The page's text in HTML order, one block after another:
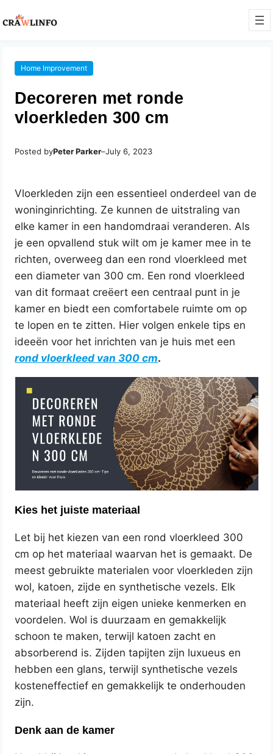
Home Improvement
Decoreren met ronde
vloerkleden 300 cm
Posted byPeter Parker–July 6, 2023
Vloerkleden zijn een essentieel onderdeel van de
woninginrichting. Ze kunnen de uitstraling van
elke kamer in een handomdraai veranderen. Als
je een opvallend stuk wilt om je kamer mee in te
richten, overweeg dan een rond vloerkleed met
een diameter van 300 cm. Een rond vloerkleed
van dit formaat creëert een centraal punt in je
kamer en biedt een comfortabele ruimte om op
te lopen en te zitten. Hier volgen enkele tips en
ideeën voor het inrichten van je huis met een
rond vloerkleed van 300 cm.
Kies het juiste materiaal
Let bij het kiezen van een rond vloerkleed 300
cm op het materiaal waarvan het is gemaakt. De
meest gebruikte materialen voor vloerkleden zijn
wol, katoen, zijde en synthetische vezels. Elk
materiaal heeft zijn eigen unieke kenmerken en
voordelen. Wol is duurzaam en gemakkelijk
schoon te maken, terwijl katoen zacht en
absorberend is. Zijden tapijten zijn luxueus en
hebben een glans, terwijl synthetische vezels
kosteneffectief en gemakkelijk te onderhouden
zijn.
Denk aan de kamer